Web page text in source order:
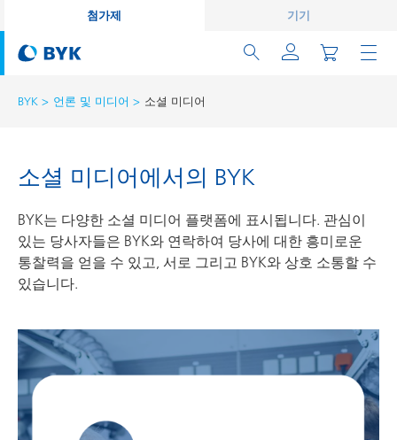
첨가제 기기
BYK 언론 및 미디어 소셜 미디어
소셜 미디어에서의 BYK
BYK는 다양한 소셜 미디어 플랫폼에 표시됩니다. 관심이
있는 당사자들은 BYK와 연락하여 당사에 대한 흥미로운
통찰력을 얻을 수 있고, 서로 그리고 BYK와 상호 소통할 수
있습니다.